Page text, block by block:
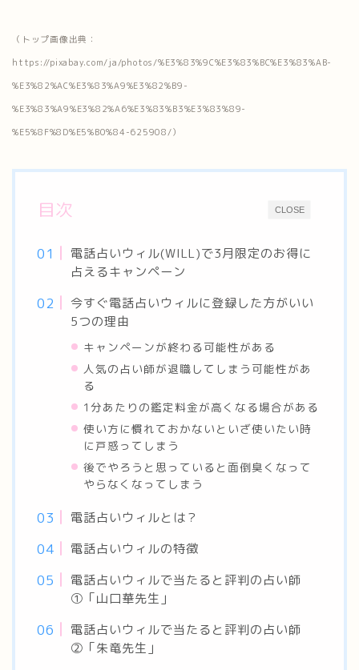
（トップ画像出典：
https://pixabay.com/ja/photos/%E3%83%9C%E3%83%BC%E3%83%AB-
%E3%82%AC%E3%83%A9%E3%82%B9-
%E3%83%A9%E3%82%A6%E3%83%B3%E3%83%89-
%E5%8F%8D%E5%B0%84-625908/）
CLOSE
目次
電話占いウィル(WILL)で3月限定のお得に
占えるキャンペーン
今すぐ電話占いウィルに登録した方がいい
5つの理由
キャンペーンが終わる可能性がある
人気の占い師が退職してしまう可能性があ
る
1分あたりの鑑定料金が高くなる場合がある
使い方に慣れておかないといざ使いたい時
に戸惑ってしまう
後でやろうと思っていると面倒臭くなって
やらなくなってしまう
電話占いウィルとは？
電話占いウィルの特徴
電話占いウィルで当たると評判の占い師
①「山口華先生」
電話占いウィルで当たると評判の占い師
②「朱竜先生」